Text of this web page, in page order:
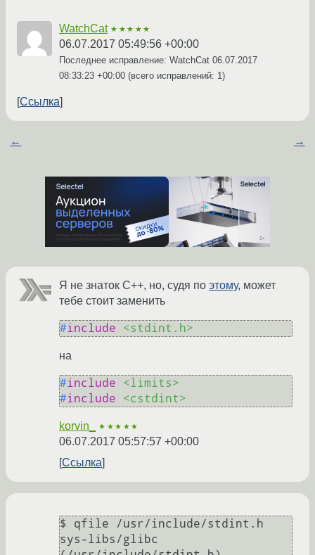
WatchCat ★★★★★
06.07.2017 05:49:56 +00:00
Последнее исправление: WatchCat 06.07.2017
08:33:23 +00:00 (всего исправлений: 1)
Ссылка
← →
Я не знаток C++, но, судя по этому, может
тебе стоит заменить
#include <stdint.h>
на
#include
<limits>
#include <cstdint>
korvin_ ★★★★★
06.07.2017 05:57:57 +00:00
Ссылка
$ qfile /usr/include/stdint.h
sys-libs/glibc